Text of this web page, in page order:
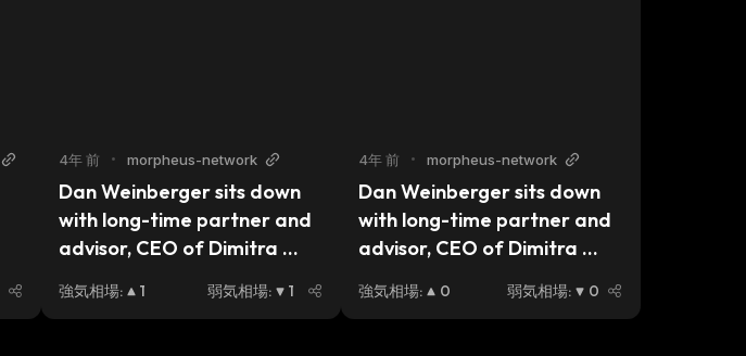
4年 前 • morpheus-network
Dan Weinberger sits down
with long-time partner and
advisor, CEO of Dimitra
強気相場: 1 弱気相場: 1
4年 前 • morpheus-network
Dan Weinberger sits down
with long-time partner and
advisor, CEO of Dimitra
強気相場: 0 弱気相場: 0